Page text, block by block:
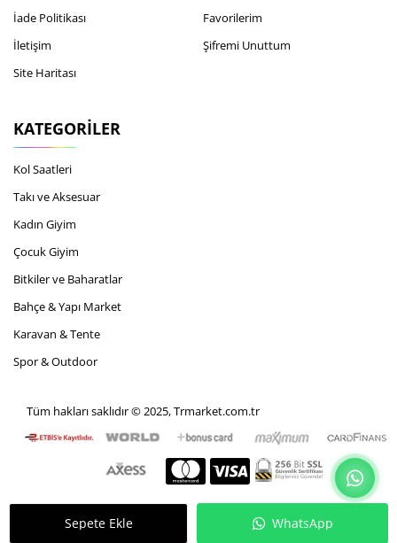
Sepete Ekle WhatsApp
İade Politikası
İletişim
Site Haritası
Favorilerim
Şifremi Unuttum
KATEGORILER
Kol Saatleri
Takı ve Aksesuar
Kadın Giyim
Çocuk Giyim
Bitkiler ve Baharatlar
Bahçe & Yapı Market
Karavan & Tente
Spor & Outdoor
Tüm hakları saklıdır © 2025, Trmarket.com.tr